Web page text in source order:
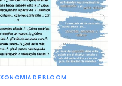
DE BLOOM